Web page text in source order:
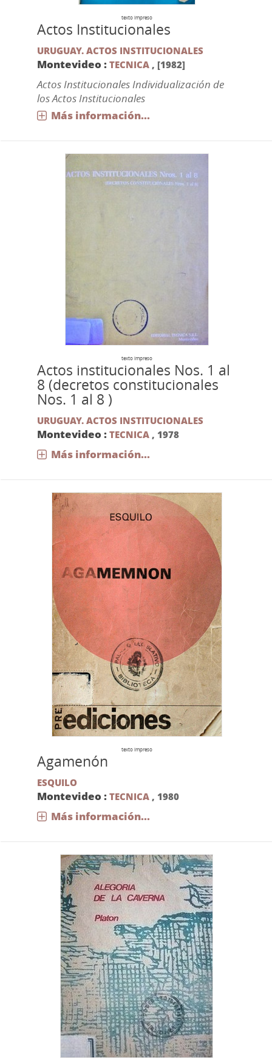
texto impreso
Actos Institucionales
URUGUAY. ACTOS INSTITUCIONALES
Montevideo : TECNICA, [1982]
Actos Institucionales Individualización de
los Actos Institucionales
Más información...
texto impreso
Actos institucionales Nos. 1 al
8 (decretos constitucionales
Nos. 1 al 8 )
URUGUAY. ACTOS INSTITUCIONALES
Montevideo : TECNICA, 1978
Más información...
texto impreso
Agamenón
ESQUILO
Montevideo : TECNICA, 1980
Más información...